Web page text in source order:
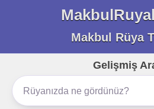
Makbul Rüya
Gelişmiş